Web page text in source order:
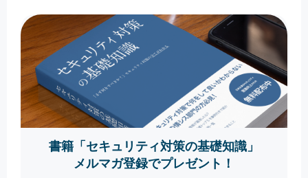
書籍「セキュリティ対策の基礎知識」
メルマガ登録でプレゼント！